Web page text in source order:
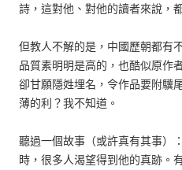
詩，這對他、對他的讀者來說，
但教人不解的是，中國歷朝都有
品質素明明是高的，也酷似原作
卻甘願隱姓埋名，令作品要附驥
薄的利？我不知道。
聽過一個故事（或許真有其事）
時，很多人渴望得到他的真跡。